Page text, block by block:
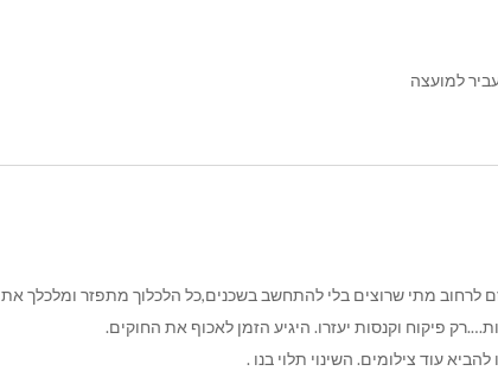
למועצה
לרחוב מתי שרוצים בלי להתחשב בשכנים,כל הלכלוך מתפזר ומלכלך את
פיקוח וקנסות יעזרו. היגיע הזמן לאכוף את החוקים.
עוד צילומים. השינוי תלוי בנו .